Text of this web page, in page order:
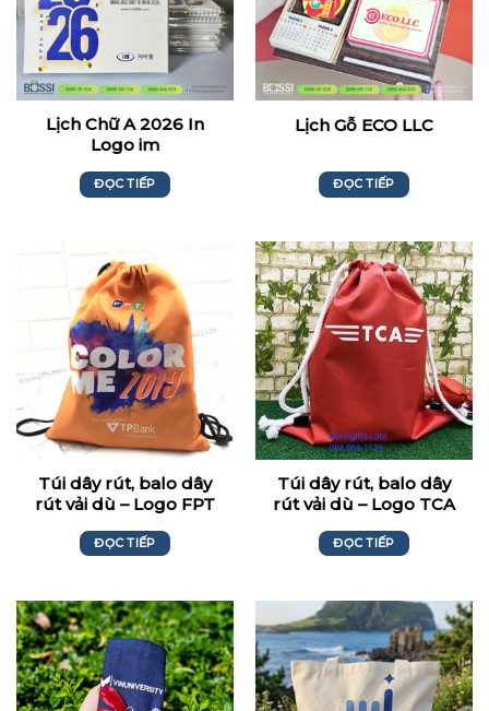
Lịch Chữ A 2026 In
Logo im
ĐỌC TIẾP
Lịch Gỗ ECO LLC
ĐỌC TIẾP
Túi dây rút, balo dây
rút vải dù – Logo FPT
ĐỌC TIẾP
Túi dây rút, balo dây
rút vải dù – Logo TCA
ĐỌC TIẾP